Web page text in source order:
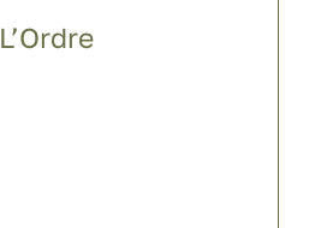
L’Ordre